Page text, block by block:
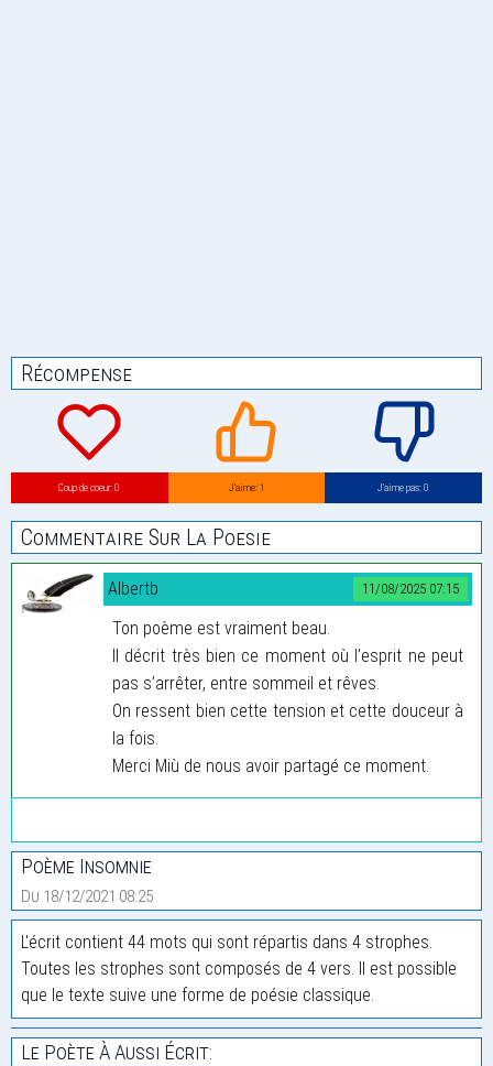
Récompense
Coup de coeur: 0 J’aime: 1 J’aime pas: 0
Commentaire Sur La Poesie
11/08/2025 07:15
Albertb
Ton poème est vraiment beau.
Il décrit très bien ce moment où l’esprit ne peut
pas s’arrêter, entre sommeil et rêves.
On ressent bien cette tension et cette douceur à
la fois.
Merci Miù de nous avoir partagé ce moment.
Poème Insomnie
Du 18/12/2021 08:25
L'écrit contient 44 mots qui sont répartis dans 4 strophes.
Toutes les strophes sont composés de 4 vers. Il est possible
que le texte suive une forme de poésie classique.
Le Poète À Aussi Écrit: